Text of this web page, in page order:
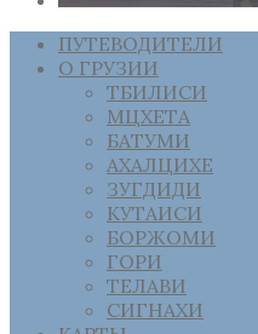
ПУТЕВОДИТЕЛИ
О ГРУЗИИ
ТБИЛИСИ
МЦХЕТА
БАТУМИ
АХАЛЦИХЕ
ЗУГДИДИ
КУТАИСИ
БОРЖОМИ
ГОРИ
ТЕЛАВИ
СИГНАХИ